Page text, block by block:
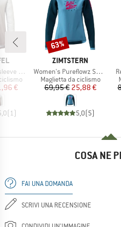
Koitere
ridotto
€
(1)
MARCHIO
ZIMTSTERN
Articolo
Women's Pureflowz Shirt L/S
Gruppo di prodotti
Maglietta da ciclismo
Prezzo
69,95 €Prezzo ridotto
25,88 €
5,0(5)
Sconto
63%
COSA NE
FAI UNA DOMANDA
SCRIVI UNA RECENSIONE